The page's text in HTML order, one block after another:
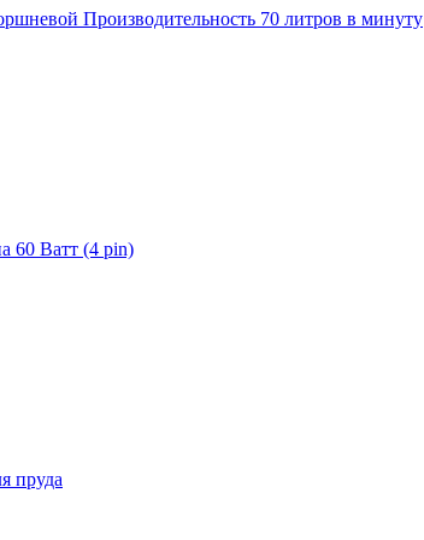
Производительность 70 литров в минуту
60 Ватт (4 pin)
пруда